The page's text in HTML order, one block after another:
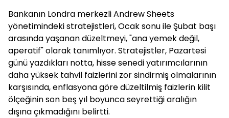
Bankanın Londra merkezli Andrew Sheets
yönetimindeki stratejistleri, Ocak sonu ile Şubat başı
arasında yaşanan düzeltmeyi, "ana yemek değil,
aperatif" olarak tanımlıyor. Stratejistler, Pazartesi
günü yazdıkları notta, hisse senedi yatırımcılarının
daha yüksek tahvil faizlerini zor sindirmiş olmalarının
karşısında, enflasyona göre düzeltilmiş faizlerin kilit
ölçeğinin son beş yıl boyunca seyrettiği aralığın
dışına çıkmadığını belirtti.